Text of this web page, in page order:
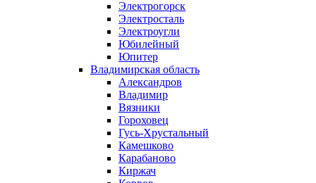
Электрогорск
Электросталь
Электроугли
Юбилейный
Юпитер
Владимирская область
Александров
Владимир
Вязники
Гороховец
Гусь-Хрустальный
Камешково
Карабаново
Киржач